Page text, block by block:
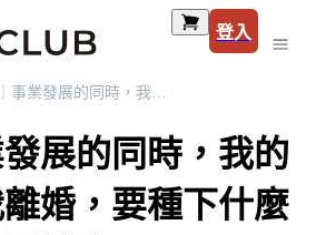
登入
桃樹｜事業發展的同時，我的妻子也跟我離婚，要種下什麼種子才能挽回她｜ep.15
展的同時，我的
婚，要種下什麼